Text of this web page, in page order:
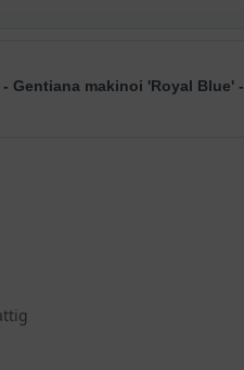
makinoi 'Royal Blue'